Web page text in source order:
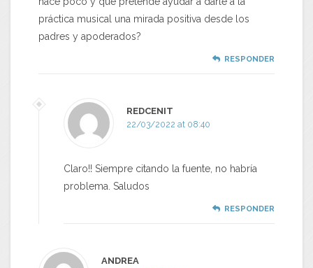
práctica musical una mirada positiva desde los
padres y apoderados?
RESPONDER
REDCENIT
22/03/2022 at 08:40
Claro!! Siempre citando la fuente, no habría
problema. Saludos
RESPONDER
ANDREA